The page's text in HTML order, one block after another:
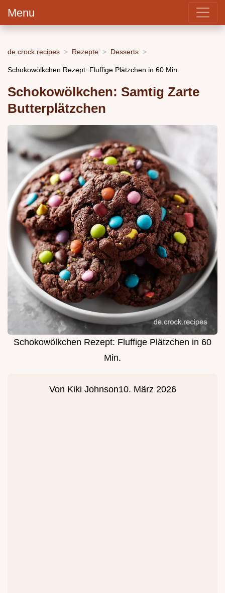
Menu
de.crock.recipes Rezepte Desserts
Schokowölkchen Rezept: Fluffige Plätzchen in 60 Min.
Schokowölkchen: Samtig Zarte
Butterplätzchen
Schokowölkchen Rezept: Fluffige Plätzchen in 60
Min.
Von Kiki Johnson10. März 2026